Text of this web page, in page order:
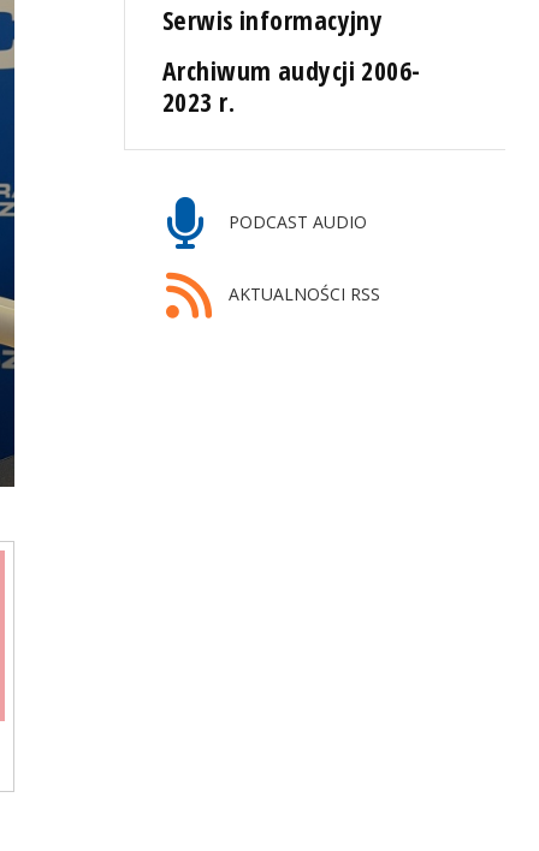
Serwis informacyjny
Archiwum audycji 2006-
2023 r.
PODCAST AUDIO
AKTUALNOŚCI RSS